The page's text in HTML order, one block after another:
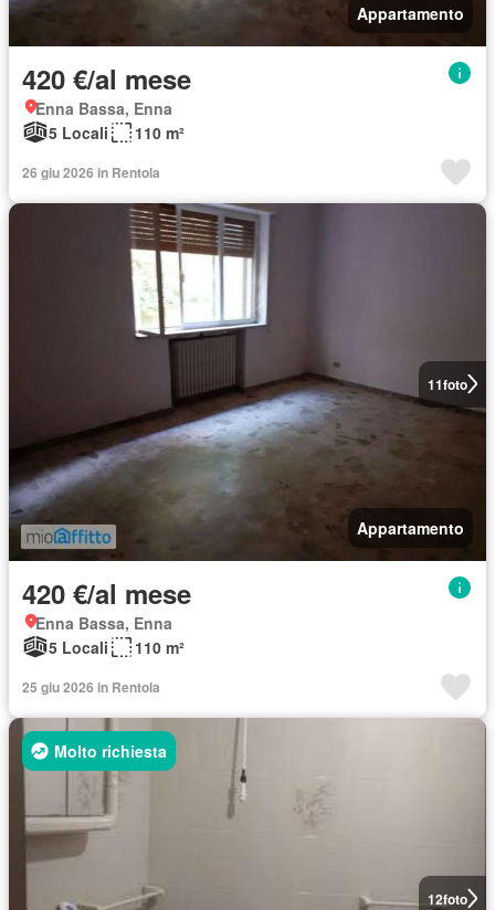
Appartamento
420 €/al mese
Enna Bassa, Enna
5 Locali
110 m²
26 giu 2026 in Rentola
11foto
Appartamento
420 €/al mese
Enna Bassa, Enna
5 Locali
110 m²
25 giu 2026 in Rentola
12foto
Molto richiesta